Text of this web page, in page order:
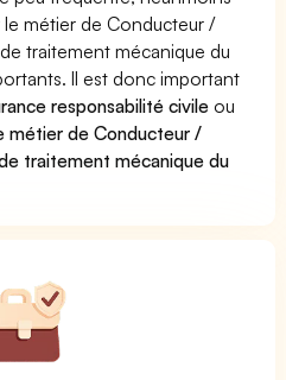
métier de Conducteur /
traitement mécanique du
Il est donc important
responsabilité civile ou
métier de Conducteur /
traitement mécanique du